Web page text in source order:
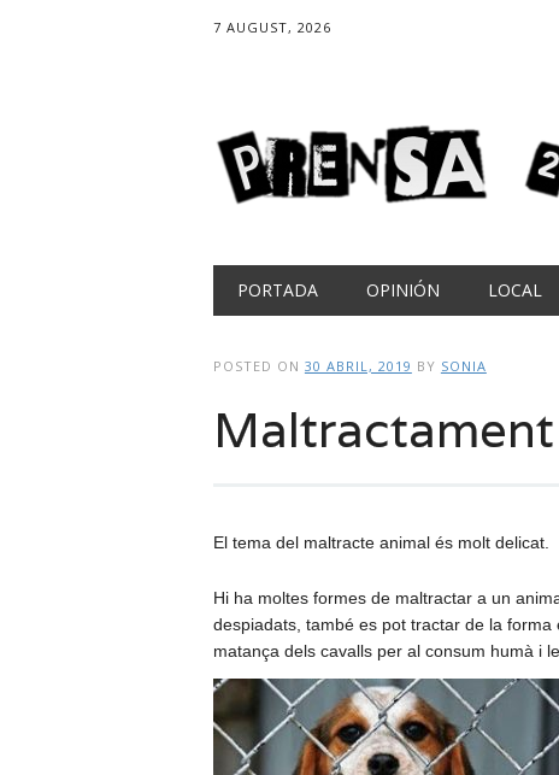
7 AUGUST, 2026
Main menu
PORTADA OPINIÓN LOCAL
POSTED ON 30 ABRIL, 2019 BY SONIA
El tema del maltracte animal és molt delicat.
Hi ha moltes formes de maltractar a un
despiadats, també es pot tractar de la
matança dels cavalls per al consum humà i